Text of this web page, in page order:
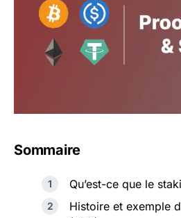
Sommaire
Qu’est-ce que le
Histoire et exemple